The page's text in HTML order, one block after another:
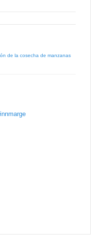
de la cosecha de manzanas